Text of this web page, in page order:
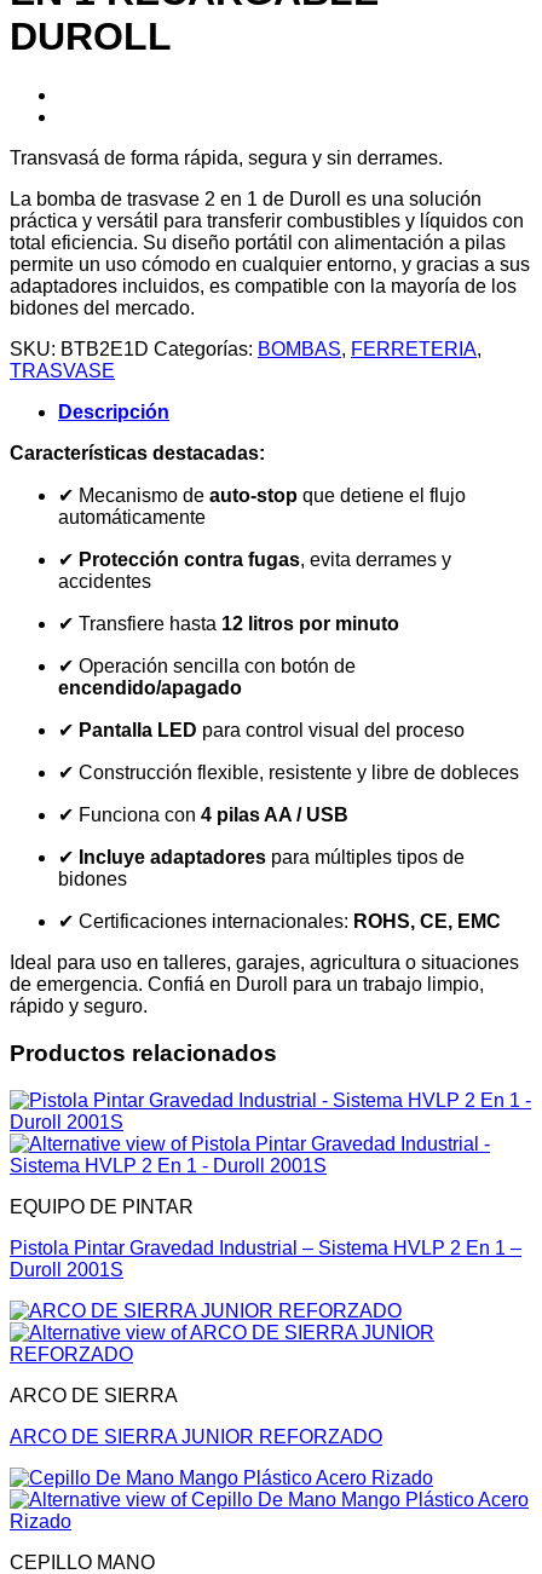
DUROLL
Transvasá de forma rápida, segura y sin derrames.
La bomba de trasvase 2 en 1 de Duroll es una solución
práctica y versátil para transferir combustibles y líquidos con
total eficiencia. Su diseño portátil con alimentación a pilas
permite un uso cómodo en cualquier entorno, y gracias a sus
adaptadores incluidos, es compatible con la mayoría de los
bidones del mercado.
SKU: BTB2E1D Categorías: BOMBAS, FERRETERIA,
TRASVASE
Descripción
Características destacadas:
✔ Mecanismo de auto-stop que detiene el flujo
automáticamente
✔ Protección contra fugas, evita derrames y
accidentes
✔ Transfiere hasta 12 litros por minuto
✔ Operación sencilla con botón de
encendido/apagado
✔ Pantalla LED para control visual del proceso
✔ Construcción flexible, resistente y libre de dobleces
✔ Funciona con 4 pilas AA / USB
✔ Incluye adaptadores para múltiples tipos de
bidones
✔ Certificaciones internacionales: ROHS, CE, EMC
Ideal para uso en talleres, garajes, agricultura o situaciones
de emergencia. Confiá en Duroll para un trabajo limpio,
rápido y seguro.
Productos relacionados
EQUIPO DE PINTAR
Pistola Pintar Gravedad Industrial – Sistema HVLP 2 En 1 –
Duroll 2001S
ARCO DE SIERRA
ARCO DE SIERRA JUNIOR REFORZADO
CEPILLO MANO